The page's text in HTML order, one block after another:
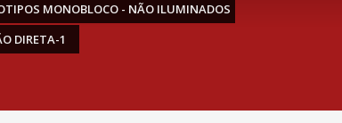
MONOBLOCO - NÃO ILUMINADOS
DIRETA-1